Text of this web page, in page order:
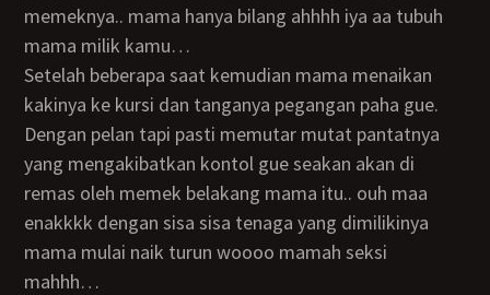
memeknya.. mama hanya bilang ahhhh iya aa tubuh
mama milik kamu…
Setelah beberapa saat kemudian mama menaikan
kakinya ke kursi dan tanganya pegangan paha gue.
Dengan pelan tapi pasti memutar mutat pantatnya
yang mengakibatkan kontol gue seakan akan di
remas oleh memek belakang mama itu.. ouh maa
enakkkk dengan sisa sisa tenaga yang dimilikinya
mama mulai naik turun woooo mamah seksi
mahhh…